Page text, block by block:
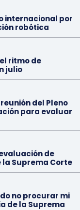
internacional por
robótica
ritmo de
julio
del Pleno
para evaluar
de
la Suprema Corte
no procurar mi
de la Suprema